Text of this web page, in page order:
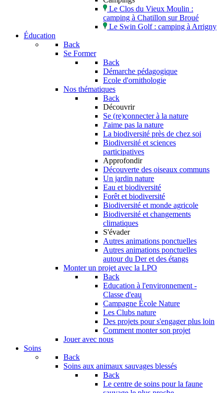
Le Clos du Vieux Moulin :
camping à Chatillon sur Broué
Le Swin Golf : camping à Arrigny
Éducation
Back
Se Former
Back
Démarche pédagogique
Ecole d'ornithologie
Nos thématiques
Back
Découvrir
Se (re)connecter à la nature
J'aime pas la nature
La biodiversité près de chez soi
Biodiversité et sciences
participatives
Approfondir
Découverte des oiseaux communs
Un jardin nature
Eau et biodiversité
Forêt et biodiversité
Biodiversité et monde agricole
Biodiversité et changements
climatiques
S'évader
Autres animations ponctuelles
Autres animations ponctuelles
autour du Der et des étangs
Monter un projet avec la LPO
Back
Education à l'environnement -
Classe d'eau
Campagne École Nature
Les Clubs nature
Des projets pour s'engager plus loin
Comment monter son projet
Jouer avec nous
Soins
Back
Soins aux animaux sauvages blessés
Back
Le centre de soins pour la faune